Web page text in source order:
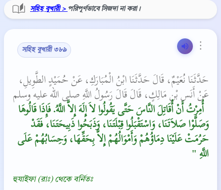
সহিহ বুখারী > পরিপূর্ণভাবে সিজদা না করা।
⋮
সহিহ বুখারী ৩৮৯
حَدَّثَنَا نُعَيْمٌ، قَالَ حَدَّثَنَا ابْنُ الْمُبَارَكِ، عَنْ حُمَيْدٍ الطَّوِيلِ،
عَنْ أَنَسِ بْنِ مَالِكٍ، قَالَ قَالَ رَسُولُ اللَّهِ صلى الله عليه وسلم
‏ أُمِرْتُ أَنْ أُقَاتِلَ النَّاسَ حَتَّى يَقُولُوا لاَ إِلَهَ إِلاَّ اللَّهُ‏.‏ فَإِذَا قَالُوهَا
وَصَلَّوْا صَلاَتَنَا، وَاسْتَقْبَلُوا قِبْلَتَنَا، وَذَبَحُوا ذَبِيحَتَنَا، فَقَدْ
حَرُمَتْ عَلَيْنَا دِمَاؤُهُمْ وَأَمْوَالُهُمْ إِلاَّ بِحَقِّهَا، وَحِسَابُهُمْ عَلَى
اللَّهِ ‏"
হুযাইফা (রাঃ) থেকে বর্নিতঃ